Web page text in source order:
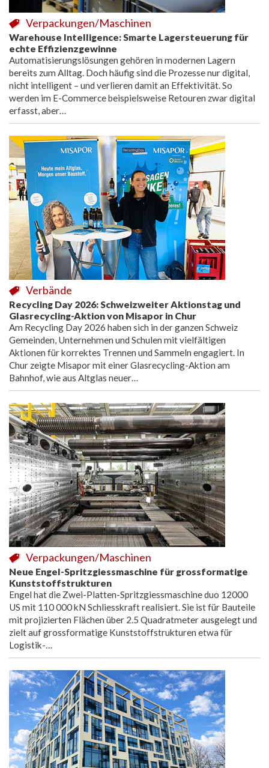
Warehouse Intelligence: Smarte Lagersteuerung für
echte Effizienzgewinne
Verpackungen/Maschinen
Automatisierungslösungen gehören in modernen Lagern
bereits zum Alltag. Doch häufig sind die Prozesse nur digital,
nicht intelligent – und verlieren damit an Effektivität. So
werden im E-Commerce beispielsweise Retouren zwar digital
erfasst, aber…
Recycling Day 2026: Schweizweiter Aktionstag und
Glasrecycling-Aktion von Misapor in Chur
Verbände
Am Recycling Day 2026 haben sich in der ganzen Schweiz
Gemeinden, Unternehmen und Schulen mit vielfältigen
Aktionen für korrektes Trennen und Sammeln engagiert. In
Chur zeigte Misapor mit einer Glasrecycling-Aktion am
Bahnhof, wie aus Altglas neuer…
Neue Engel-Spritzgiessmaschine für grossformatige
Kunststoffstrukturen
Verpackungen/Maschinen
Engel hat die Zwei-Platten-Spritzgiessmaschine duo 12000
US mit 110 000 kN Schliesskraft realisiert. Sie ist für Bauteile
mit projizierten Flächen über 2.5 Quadratmeter ausgelegt und
zielt auf grossformatige Kunststoffstrukturen etwa für
Logistik-…